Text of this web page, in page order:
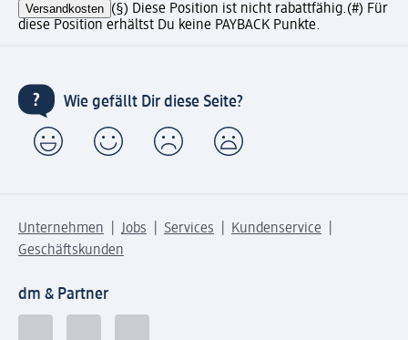
Versandkosten (§) Diese Position ist nicht rabattfähig.(#) Für
diese Position erhältst Du keine PAYBACK Punkte.
Wie gefällt Dir diese Seite?
Unternehmen Jobs Services
Kundenservice
Geschäftskunden
dm & Partner